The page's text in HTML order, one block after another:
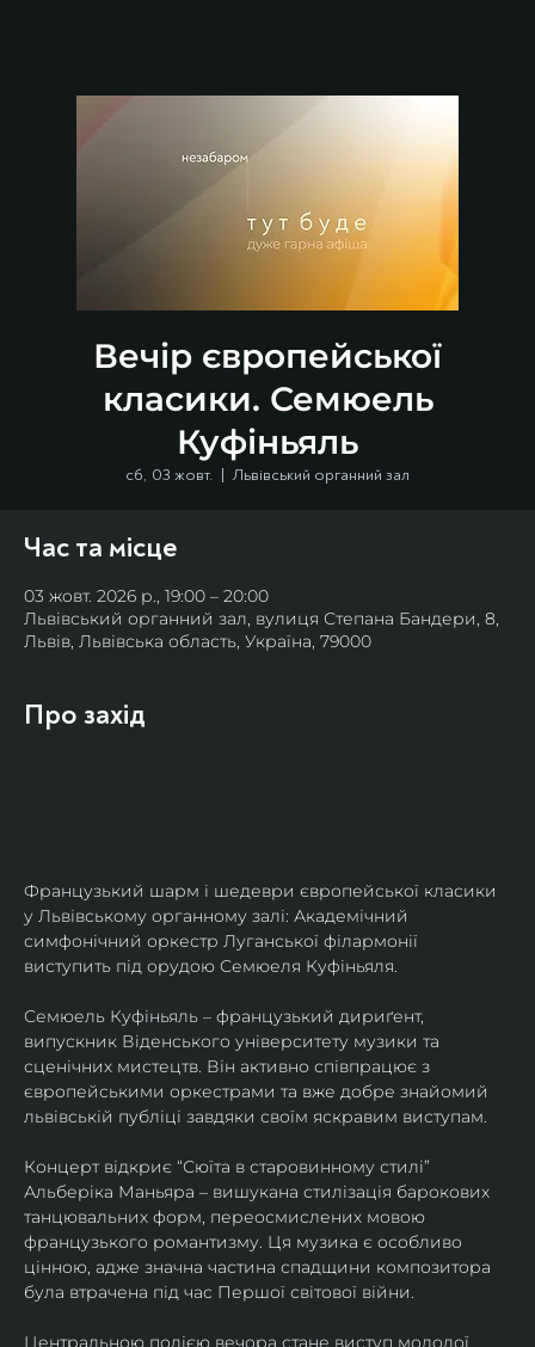
Вечір європейської
класики. Семюель
Куфіньяль
сб, 03 жовт.
  |
Львівський органний зал
Час та місце
03 жовт. 2026 р., 19:00 – 20:00
Львівський органний зал, вулиця Степана Бандери, 8,
Львів, Львівська область, Україна, 79000
Про захід
Французький шарм і шедеври європейської класики
у Львівському органному залі: Академічний
симфонічний оркестр Луганської філармонії
виступить під орудою Семюеля Куфіньяля.
Семюель Куфіньяль – французький дириґент,
випускник Віденського університету музики та
сценічних мистецтв. Він активно співпрацює з
європейськими оркестрами та вже добре знайомий
львівській публіці завдяки своїм яскравим виступам.
Концерт відкриє “Сюїта в старовинному стилі”
Альберіка Маньяра – вишукана стилізація барокових
танцювальних форм, переосмислених мовою
французького романтизму. Ця музика є особливо
цінною, адже значна частина спадщини композитора
була втрачена під час Першої світової війни.
Центральною подією вечора стане виступ молодої